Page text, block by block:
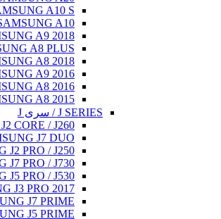
SAMSUNG A10 S
SAMSUNG A10
SAMSUNG A9 2018
SAMSUNG A8 PLUS
SAMSUNG A8 2018
SAMSUNG A9 2016
SAMSUNG A8 2016
SAMSUNG A8 2015
J SERIES / سری J
J2 CORE / J260
SAMSUNG J7 DUO
J2 PRO / J250
J7 PRO / J730
J5 PRO / J530
J3 PRO 2017
SAMSUNG J7 PRIME
SAMSUNG J5 PRIME